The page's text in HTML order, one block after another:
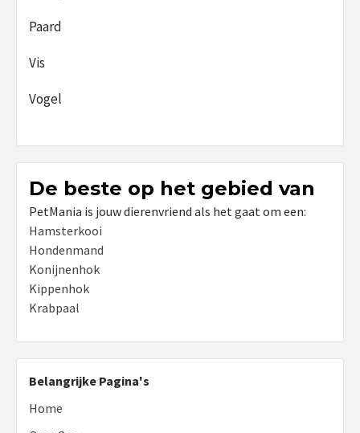
Paard
Vis
Vogel
De beste op het gebied van
PetMania is jouw dierenvriend als het gaat om een:
Hamsterkooi
Hondenmand
Konijnenhok
Kippenhok
Krabpaal
Belangrijke Pagina's
Home